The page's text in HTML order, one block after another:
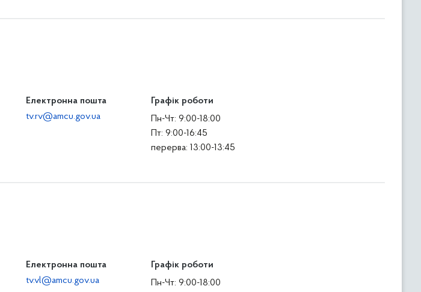
Електронна пошта
tv.rv@amcu.gov.ua
Графік роботи
Пн-Чт: 9:00-18:00
Пт: 9:00-16:45
перерва: 13:00-13:45
Електронна пошта
tv.vl@amcu.gov.ua
Графік роботи
Пн-Чт: 9:00-18:00